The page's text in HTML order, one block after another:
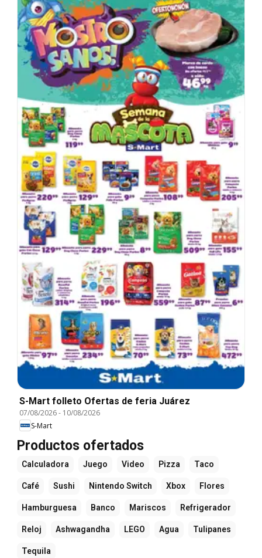
S-Mart folleto Ofertas de feria Juárez
07/08/2026- 10/08/2026
S-Mart
Productos ofertados
Calculadora Juego Video Pizza Taco
Café Sushi Nintendo Switch Xbox Flores
Hamburguesa Banco Mariscos Refrigerador
Reloj Ashwagandha LEGO Agua Tulipanes
Tequila